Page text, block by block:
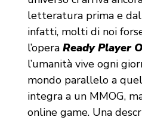
letteratura prima e
infatti, molti di noi
l’opera Ready Player
l’umanità vive ogni
mondo parallelo a
integra a un MMOG,
online game. Una